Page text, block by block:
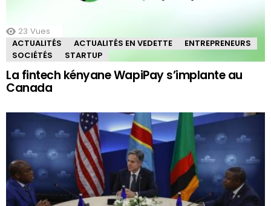
23 Vues
ACTUALITÉS
ACTUALITÉS EN VEDETTE
ENTREPRENEURS
SOCIÉTÉS
STARTUP
La fintech kényane WapiPay s’implante au
Canada